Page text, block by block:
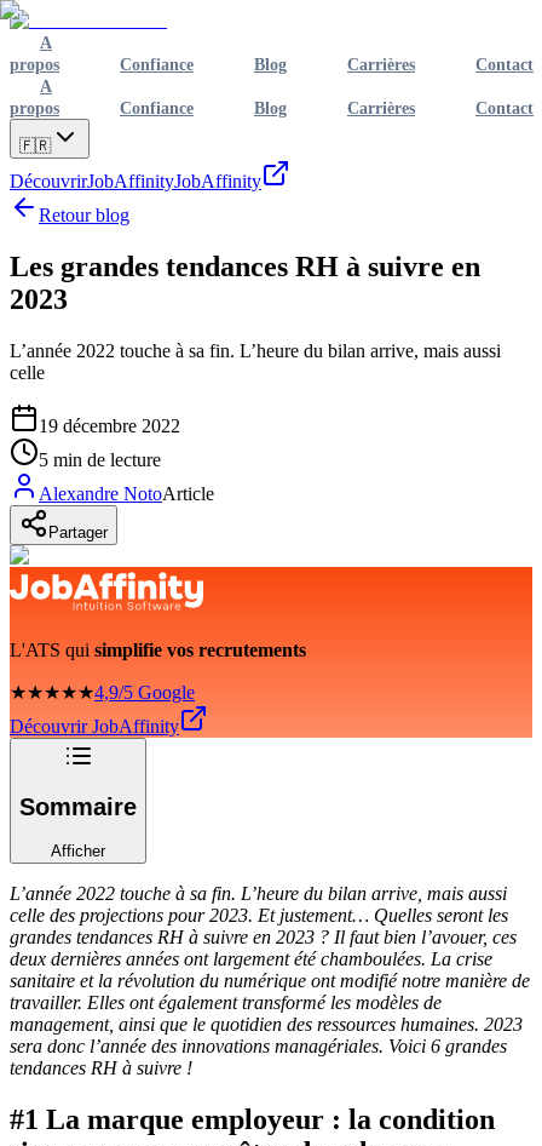
A
propos
Confiance Blog Carrières
Contact
A
propos
Confiance Blog Carrières Contact
🇫🇷
DécouvrirJobAffinityJobAffinity
Retour blog
Les grandes tendances RH à suivre en
2023
L’année 2022 touche à sa fin. L’heure du bilan arrive, mais aussi
celle
19 décembre 2022
5 min de lecture
Alexandre NotoArticle
Partager
L'ATS qui simplifie vos recrutements
★★★★★4,9/5 Google
Découvrir JobAffinity
Sommaire
Afficher
L’année 2022 touche à sa fin. L’heure du bilan arrive, mais aussi
celle des projections pour 2023. Et justement… Quelles seront les
grandes tendances RH à suivre en 2023 ? Il faut bien l’avouer, ces
deux dernières années ont largement été chamboulées. La crise
sanitaire et la révolution du numérique ont modifié notre manière de
travailler. Elles ont également transformé les modèles de
management, ainsi que le quotidien des ressources humaines. 2023
sera donc l’année des innovations managériales. Voici 6 grandes
tendances RH à suivre !
#1 La marque employeur : la condition